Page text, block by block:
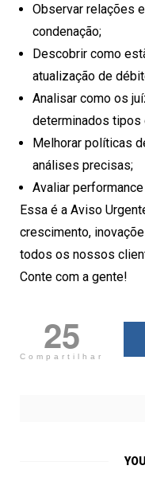
Observar relações
condenação;
Descobrir como
atualização de
Analisar como os
determinados tipos
Melhorar políticas
análises precisas;
Avaliar
Essa é a Aviso
crescimento,
todos os nossos
Conte com a gente!
25
Compartilhar